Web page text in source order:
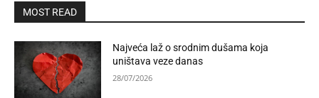
MOST READ
Najveća laž o srodnim dušama koja
uništava veze danas
28/07/2026